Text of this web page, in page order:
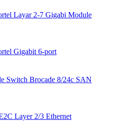
Layar 2-7 Gigabi Module
Gigabit 6-port
Switch Brocade 8/24c SAN
Layer 2/3 Ethernet